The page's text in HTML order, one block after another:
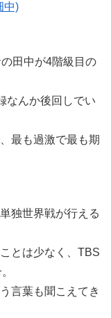
中)
田中が4階級目の
なんか後回しでい
最も過激で最も期
独世界戦が行える
とは少なく、TBS
言葉も聞こえてき